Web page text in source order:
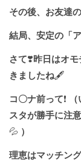
その後、お友達
結局、安定の「
さて❣️昨日はオ
きましたね🖋
コ〇ナ前って❗️
スタが勝手に注
💦 ）
理恵はマッチン